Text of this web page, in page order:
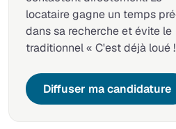
locataire gagne un temps
dans sa recherche et évite le
traditionnel « C'est déjà loué
Diffuser ma candidature